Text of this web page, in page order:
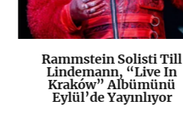
K+
Rammstein Solisti Till
Lindemann, “Live In
Kraków” Albümünü
Eylül’de Yayınlıyor